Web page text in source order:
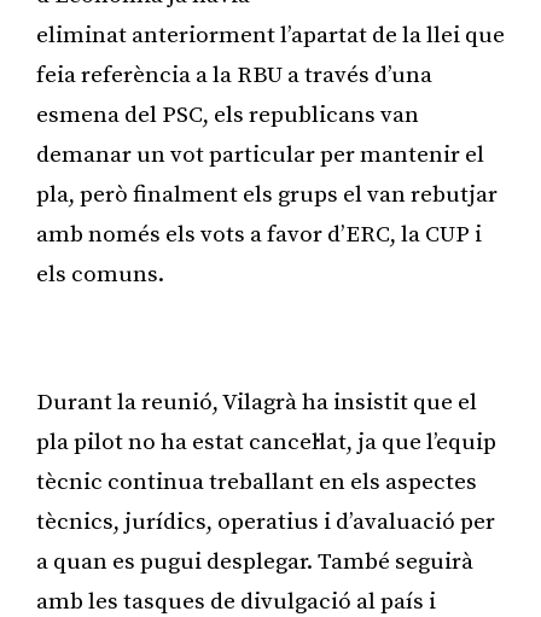
eliminat anteriorment l’apartat de la llei que
feia referència a la RBU a través d’una
esmena del PSC, els republicans van
demanar un vot particular per mantenir el
pla, però finalment els grups el van rebutjar
amb només els vots a favor d’ERC, la CUP i
els comuns.
Durant la reunió, Vilagrà ha insistit que el
pla pilot no ha estat cancel·lat, ja que l’equip
tècnic continua treballant en els aspectes
tècnics, jurídics, operatius i d’avaluació per
a quan es pugui desplegar. També seguirà
amb les tasques de divulgació al país i